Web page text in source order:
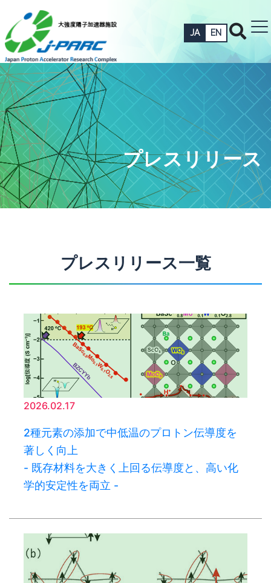
JA EN
プレスリリース
プレスリリース一覧
2026.02.17
2種元素の添加で中低温のプロトン伝導度を
著しく向上
- 既存材料を大きく上回る伝導度と、高い化
学的安定性を両立 -